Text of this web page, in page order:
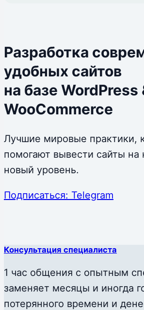
Разработка
удобных сайтов
на базе WordPress
WooCommerce
Лучшие мировые практики,
помогают вывести сайты на
новый уровень.
Подписаться: Telegram
Консультация специалиста
1 час общения с опытным
заменяет месяцы и иногда
потерянного времени и